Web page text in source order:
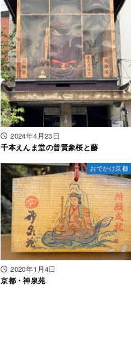
2024年4月23日
千本えんま堂の普賢象桜と藤
おでかけ京都
2020年1月4日
京都・神泉苑